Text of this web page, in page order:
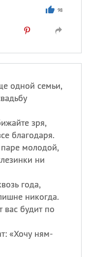
98
одной семьи,
зря,
благодаря.
молодой,
ни
года,
никогда.
вас будит по
«Хочу ням-